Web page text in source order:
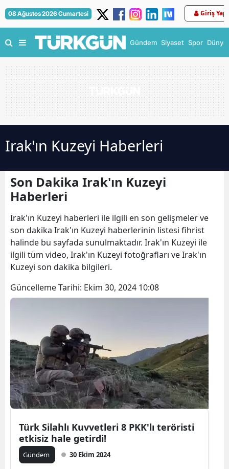
08 Ağustos 2026 Cumartesi Giriş Yap
Gündem Siyaset Spor Dünya
Irak'ın Kuzeyi Haberleri
Son Dakika Irak'ın Kuzeyi
Haberleri
Irak'ın Kuzeyi haberleri ile ilgili en son gelişmeler ve
son dakika Irak'ın Kuzeyi haberlerinin listesi fihrist
halinde bu sayfada sunulmaktadır. Irak'ın Kuzeyi ile
ilgili tüm video, Irak'ın Kuzeyi fotoğrafları ve Irak'ın
Kuzeyi son dakika bilgileri.
Güncelleme Tarihi: Ekim 30, 2024 10:08
Türk Silahlı Kuvvetleri 8 PKK'lı teröristi
etkisiz hale getirdi!
Gündem 30 Ekim 2024